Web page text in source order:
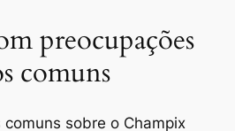
preocupações
comuns
sobre o Champix